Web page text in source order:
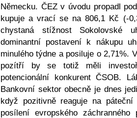
Německu. ČEZ v úvodu propadl
kupuje a vrací se na 806,1 Kč (-
chystaná stížnost Sokolovské
dominantní postavení k nákupu
minulého týdne a posiluje o 2,71%.
pozítří by se totiž měli
potencionální konkurent ČSOB.
Bankovní sektor obecně je dnes
když pozitivně reaguje na
posílení evropského